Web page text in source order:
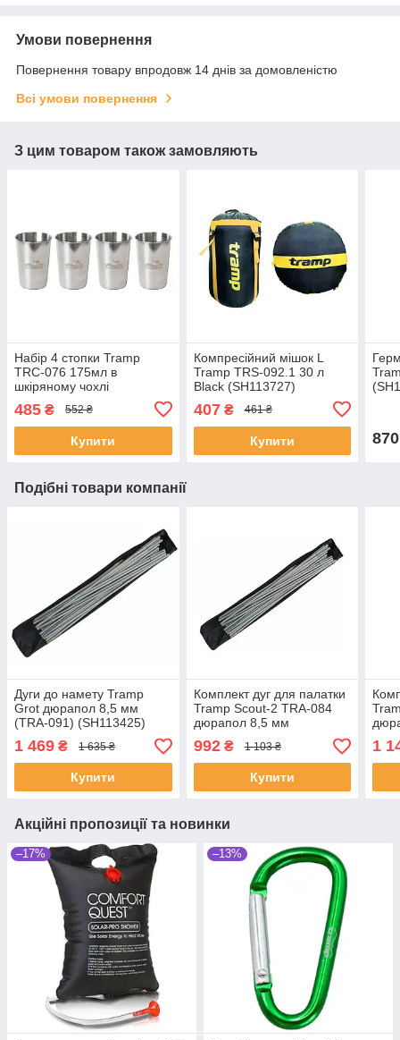
Умови повернення
Повернення товару впродовж 14 днів за домовленістю
Всі умови повернення
З цим товаром також замовляють
Набір 4 стопки Tramp
TRC-076 175мл в
шкіряному чохлі
485 ₴ 552 ₴
Купити
Компресійний мішок L
Tramp TRS-092.1 30 л
Black (SH113727)
407₴ 461 ₴
Купити 870
Подібні товари компанії
Дуги до намету Tramp
Grot дюрапол 8,5 мм
(TRA-091) (SH113425)
1 469 ₴ 1 635 ₴
Купити
Комплект дуг для палатки
Tramp Scout-2 TRA-084
дюрапол 8,5 мм
(SH113428)
992₴ 1 103 ₴
Купити
1
Акційні пропозиції та новинки
–17% –13%